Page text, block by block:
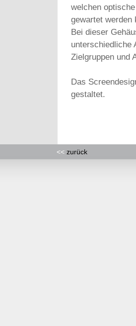
welchen
gewartet werden
Bei dieser
unterschiedliche
Zielgruppen und
Das
gestaltet.
<< zurück